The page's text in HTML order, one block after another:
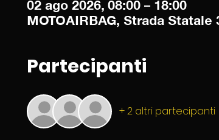
02 ago 2026, 08:00 – 18:00
MOTOAIRBAG, Strada
Partecipanti
+ 2 altri partecipanti